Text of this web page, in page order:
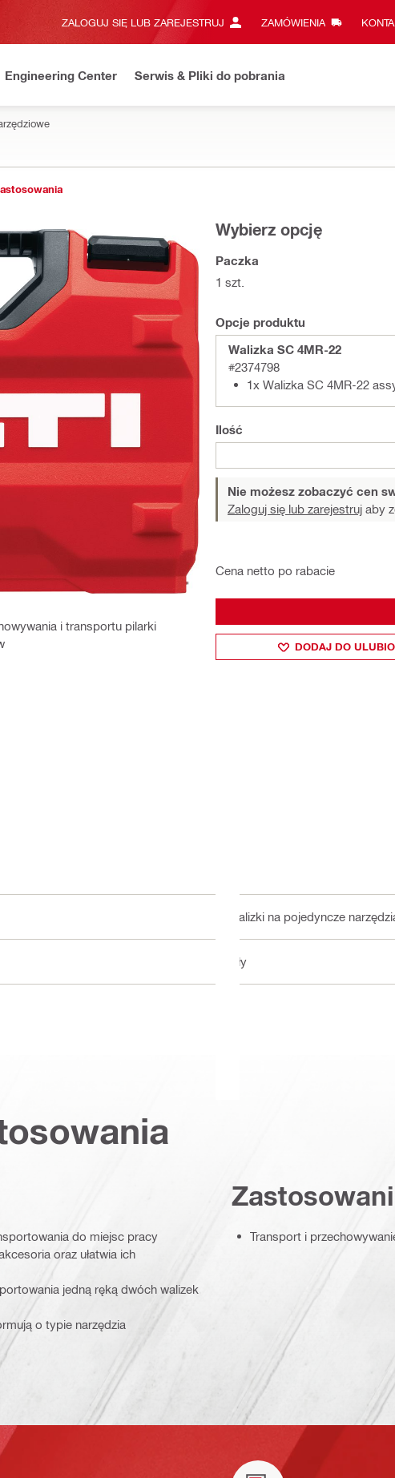
ZALOGUJ SIĘ LUB ZAREJESTRUJ ZAMÓWIENIA
Engineering Center Serwis & Pliki do pobrania
i transportu pilarki
Wybierz opcję
Paczka
1 szt.
Opcje produktu
Walizka SC 4MR-22
#2374798
1x Walizka SC 4MR-22
Ilość
Nie możesz zobaczyć cen
Zaloguj się lub zarejestruj aby
Cena netto po rabacie
DODAJ DO
Walizki na pojedyncze
Piły
do miejsc pracy
oraz ułatwia ich
jedną ręką dwóch walizek
o typie narzędzia
Transport i